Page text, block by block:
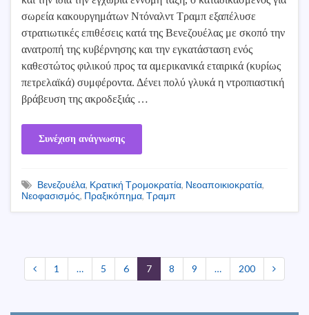
σωρεία κακουργημάτων Ντόναλντ Τραμπ εξαπέλυσε
στρατιωτικές επιθέσεις κατά της Βενεζουέλας με σκοπό την
ανατροπή της κυβέρνησης και την εγκατάσταση ενός
καθεστώτος φιλικού προς τα αμερικανικά εταιρικά (κυρίως
πετρελαϊκά) συμφέροντα. Δένει πολύ γλυκά η ντροπιαστική
βράβευση της ακροδεξιάς …
Συνέχιση ανάγνωσης
Βενεζουέλα, Κρατική Τρομοκρατία, Νεοαποικιοκρατία,
Νεοφασισμός, Πραξικόπημα, Τραμπ
1 … 5 6 7 8 9 … 200